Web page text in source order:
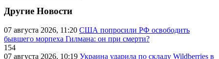
Другие Новости
07 августа 2026, 11:20 США попросили РФ освободить
бывшего морпеха Гилмана: он при смерти?
154
07 августа 2026, 10:19 Украина ударила по складу Wildberries в